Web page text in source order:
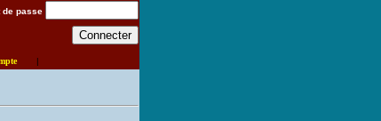
de passe
|